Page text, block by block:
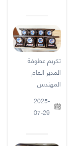
تكريم عطوفة
المدير العام
المهندس
2025-
07-29